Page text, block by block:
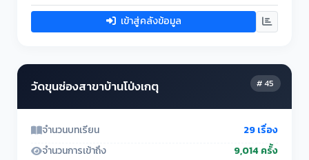
เข้าสู่คลังข้อมูล
# 45
วัดขุนซ่องสาขาบ้านโป่งเกตุ
จำนวนบทเรียน
29 เรื่อง
จำนวนการเข้าถึง
9,014 ครั้ง